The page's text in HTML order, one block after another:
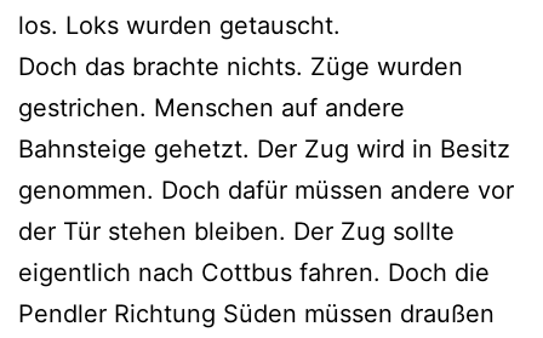
los. Loks wurden getauscht.
Doch das brachte nichts. Züge wurden
gestrichen. Menschen auf andere
Bahnsteige gehetzt. Der Zug wird in Besitz
genommen. Doch dafür müssen andere vor
der Tür stehen bleiben. Der Zug sollte
eigentlich nach Cottbus fahren. Doch die
Pendler Richtung Süden müssen draußen